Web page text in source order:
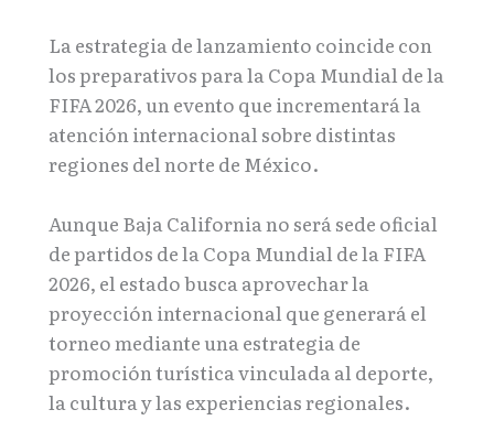
La estrategia de lanzamiento coincide con
los preparativos para la Copa Mundial de la
FIFA 2026, un evento que incrementará la
atención internacional sobre distintas
regiones del norte de México.
Aunque Baja California no será sede oficial
de partidos de la Copa Mundial de la FIFA
2026, el estado busca aprovechar la
proyección internacional que generará el
torneo mediante una estrategia de
promoción turística vinculada al deporte,
la cultura y las experiencias regionales.